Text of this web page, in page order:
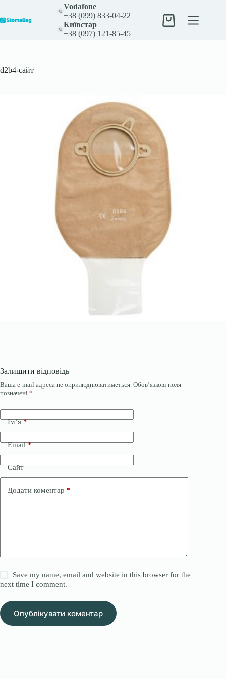
вмісту
Vodafone
+38 (099) 833-04-22
Київстар
+38 (097) 121-85-45
Кошик
d2b4-сайт
Залишити відповідь
Ваша e-mail адреса не оприлюднюватиметься. Обов’язкові поля
позначені *
Ім’я*
Email*
Сайт
Додати коментар *
Save my name, email and website in this browser for the
next time I comment.
Опублікувати коментар